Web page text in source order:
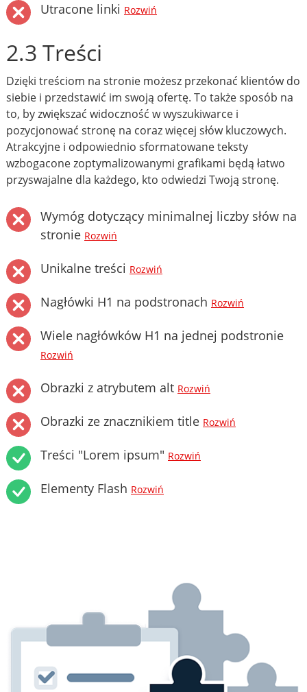
Utracone linki Rozwiń
2.3 Treści
Dzięki treściom na stronie możesz przekonać klientów do
siebie i przedstawić im swoją ofertę. To także sposób na
to, by zwiększać widoczność w wyszukiwarce i
pozycjonować stronę na coraz więcej słów kluczowych.
Atrakcyjne i odpowiednio sformatowane teksty
wzbogacone zoptymalizowanymi grafikami będą łatwo
przyswajalne dla każdego, kto odwiedzi Twoją stronę.
Wymóg dotyczący minimalnej liczby słów na
stronie Rozwiń
Unikalne treści Rozwiń
Nagłówki H1 na podstronach Rozwiń
Wiele nagłówków H1 na jednej podstronie
Rozwiń
Obrazki z atrybutem alt Rozwiń
Obrazki ze znacznikiem title Rozwiń
Treści "Lorem ipsum" Rozwiń
Elementy Flash Rozwiń